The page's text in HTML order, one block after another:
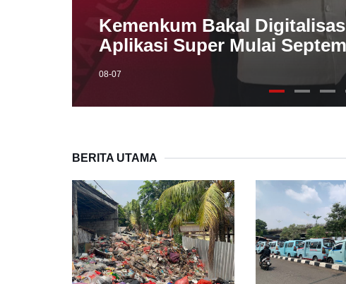
Kemenkum Bakal
Aplikasi Super Mulai
08-07
BERITA UTAMA